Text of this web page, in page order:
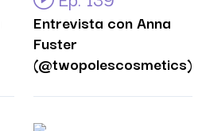
Entrevista con Anna
Fuster
(@twopolescosmetics)